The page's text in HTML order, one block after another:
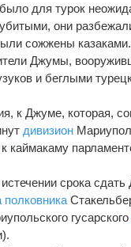
для турок
они
сожжены казаками.
Джумы,
и беглыми
к Джуме, которая,
дивизион
каймакаму
срока сдать
полковника
гусарского